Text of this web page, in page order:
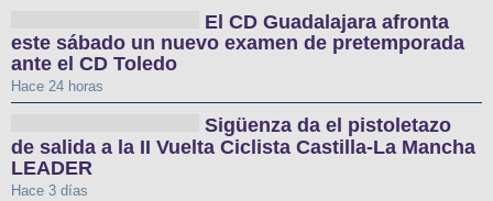
El CD Guadalajara afronta
este sábado un nuevo examen de pretemporada
ante el CD Toledo
Hace 24 horas
Sigüenza da el pistoletazo
de salida a la II Vuelta Ciclista Castilla-La Mancha
LEADER
Hace 3 días